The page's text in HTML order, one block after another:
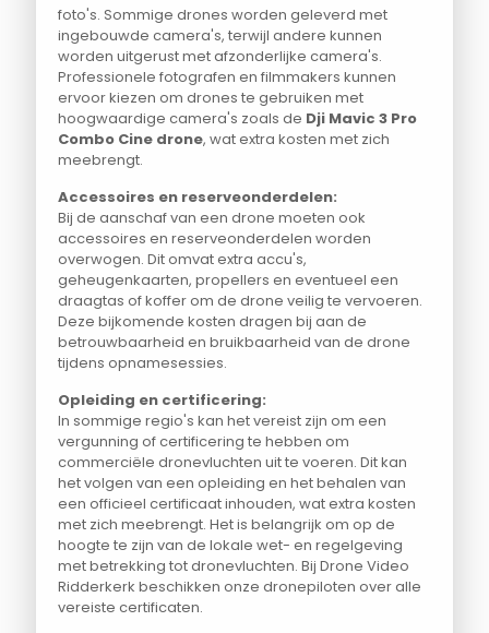
foto's. Sommige drones worden geleverd met
ingebouwde camera's, terwijl andere kunnen
worden uitgerust met afzonderlijke camera's.
Professionele fotografen en filmmakers kunnen
ervoor kiezen om drones te gebruiken met
hoogwaardige camera's zoals de Dji Mavic 3 Pro
Combo Cine drone, wat extra kosten met zich
meebrengt.
Accessoires en reserveonderdelen:
Bij de aanschaf van een drone moeten ook
accessoires en reserveonderdelen worden
overwogen. Dit omvat extra accu's,
geheugenkaarten, propellers en eventueel een
draagtas of koffer om de drone veilig te vervoeren.
Deze bijkomende kosten dragen bij aan de
betrouwbaarheid en bruikbaarheid van de drone
tijdens opnamesessies.
Opleiding en certificering:
In sommige regio's kan het vereist zijn om een
vergunning of certificering te hebben om
commerciële dronevluchten uit te voeren. Dit kan
het volgen van een opleiding en het behalen van
een officieel certificaat inhouden, wat extra kosten
met zich meebrengt. Het is belangrijk om op de
hoogte te zijn van de lokale wet- en regelgeving
met betrekking tot dronevluchten. Bij Drone Video
Ridderkerk beschikken onze dronepiloten over alle
vereiste certificaten.